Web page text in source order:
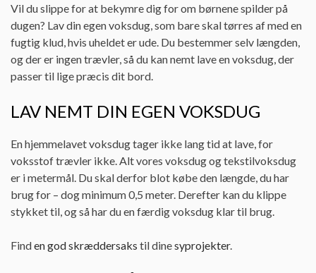
Vil du slippe for at bekymre dig for om børnene spilder på
dugen? Lav din egen voksdug, som bare skal tørres af med en
fugtig klud, hvis uheldet er ude. Du bestemmer selv længden,
og der er ingen trævler, så du kan nemt lave en voksdug, der
passer til lige præcis dit bord.
LAV NEMT DIN EGEN VOKSDUG
En hjemmelavet voksdug tager ikke lang tid at lave, for
voksstof trævler ikke. Alt vores voksdug og tekstilvoksdug
er i metermål. Du skal derfor blot købe den længde, du har
brug for – dog minimum 0,5 meter. Derefter kan du klippe
stykket til, og så har du en færdig voksdug klar til brug.
Finden god skræddersaks til dinesyprojekter.